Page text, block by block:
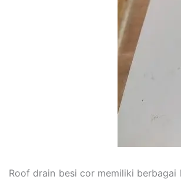
Roof drain besi cor memiliki berbagai